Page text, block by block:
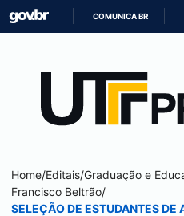
COMUNICA BR
Home/Editais/Graduação e
Francisco Beltrão/
SELEÇÃO DE ESTUDANTES DE